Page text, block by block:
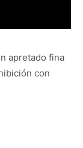
apretado fina
con